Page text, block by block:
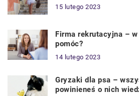
15 lutego 2023
Firma rekrutacyjna –
pomóc?
14 lutego 2023
Gryzaki dla psa –
powinieneś o nich